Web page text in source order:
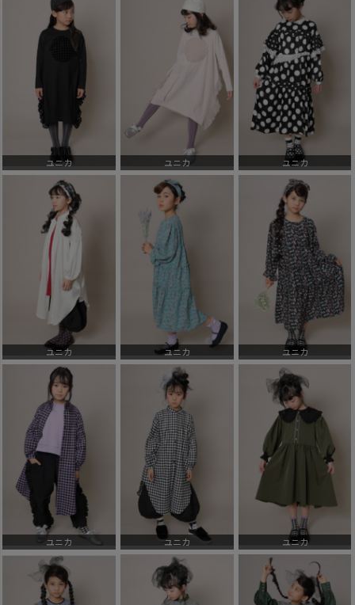
ユニカ ユニカ ユニカ
ユニカ ユニカ ユニカ
ユニカ ユニカ ユニカ